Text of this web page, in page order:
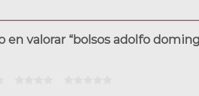
en valorar “bolsos adolfo